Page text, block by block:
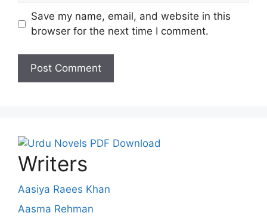
Save my name, email, and website in this
browser for the next time I comment.
Writers
Aasiya Raees Khan
Aasma Rehman